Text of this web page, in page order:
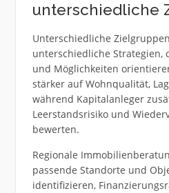
unterschiedliche
Unterschiedliche
unterschiedliche Strategien,
und Möglichkeiten
stärker auf Wohnqualität,
während Kapitalanleger
Leerstandsrisiko und
bewerten.
Regionale
passende Standorte und
identifizieren,